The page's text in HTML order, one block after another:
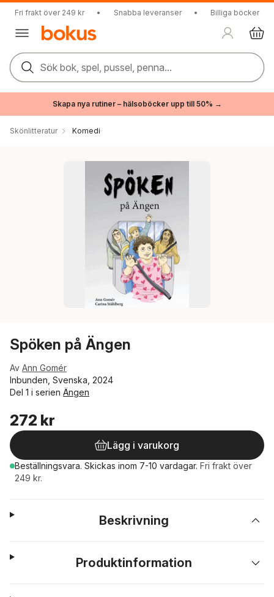
Fri frakt över 249 kr • Snabba leveranser • Billiga böcker
Sök bok, spel, pussel, penna...
Skapa nya rutiner – hälsoböcker upp till 50% →
Skönlitteratur Komedi
Spöken på Ängen
Av Ann Gomér
Inbunden, Svenska, 2024
Del 1 i serien Ängen
272 kr
Lägg i varukorg
Beställningsvara. Skickas inom 7-10 vardagar. Fri frakt över
249 kr.
Beskrivning
Produktinformation